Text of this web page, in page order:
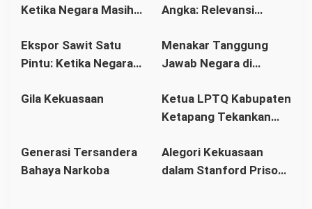
Ketika Negara Masih
Wibawanya Mulai
Runtuh
Angka: Relevansi
Perbankan Modern
Ekspor Sawit Satu
Pintu: Ketika Negara
Petani Menanggung
Menakar Tanggung
Jawab Negara di
Perdagangan Manusia
Gila Kekuasaan
Ketua LPTQ Kabupaten
Ketapang Tekankan
pada Raker LPTQ
Benua Kayong
Generasi Tersandera
Bahaya Narkoba
Alegori Kekuasaan
dalam Stanford Prison